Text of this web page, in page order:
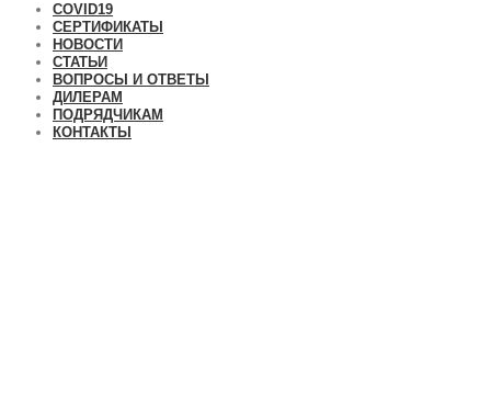
COVID19
СЕРТИФИКАТЫ
НОВОСТИ
СТАТЬИ
ВОПРОСЫ И ОТВЕТЫ
ДИЛЕРАМ
ПОДРЯДЧИКАМ
КОНТАКТЫ